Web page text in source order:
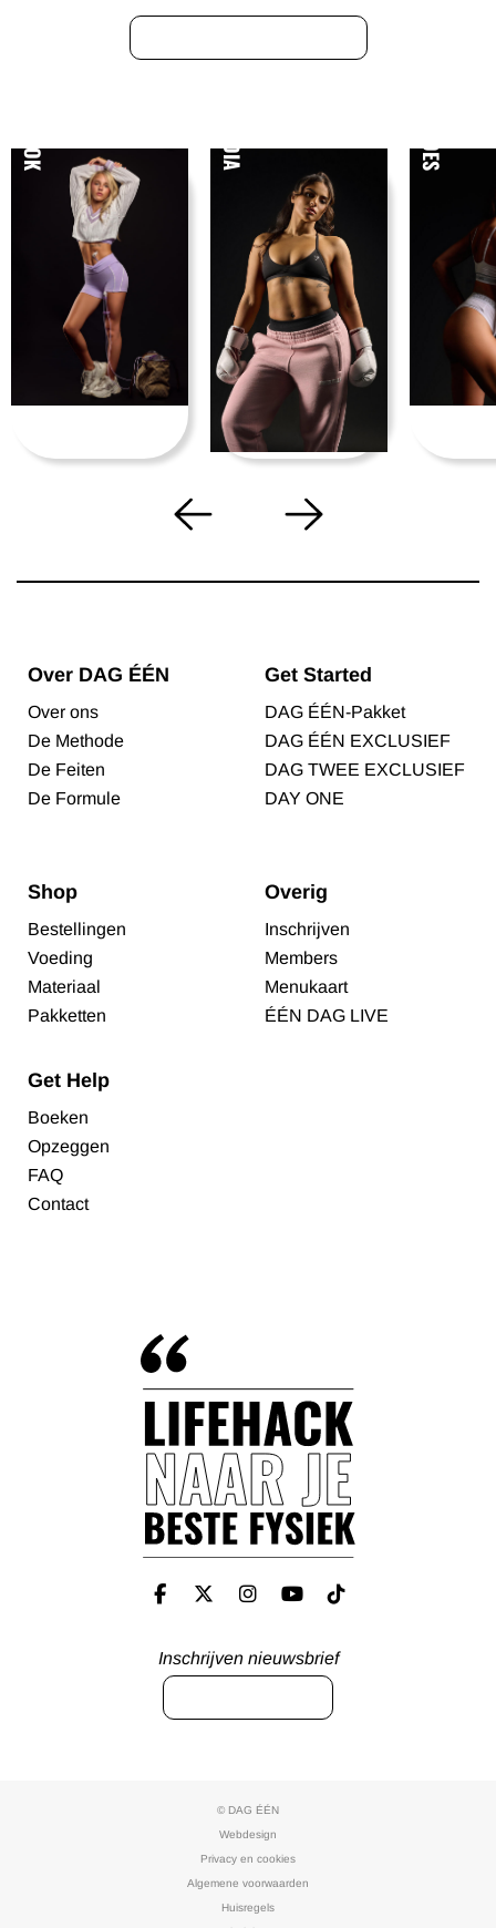
EMMA KOK NUMIDIA ISA HOES
Inschrijven nieuwsbrief
Over DAG ÉÉN
Over ons
De Methode
De Feiten
De Formule
Get Started
DAG ÉÉN-Pakket
DAG ÉÉN EXCLUSIEF
DAG TWEE EXCLUSIEF
DAY ONE
Shop
Bestellingen
Voeding
Materiaal
Pakketten
Get Help
Boeken
Opzeggen
FAQ
Contact
Overig
Inschrijven
Members
Menukaart
ÉÉN DAG LIVE
© DAG ÉÉN
Webdesign
Privacy en cookies
Algemene voorwaarden
Huisregels